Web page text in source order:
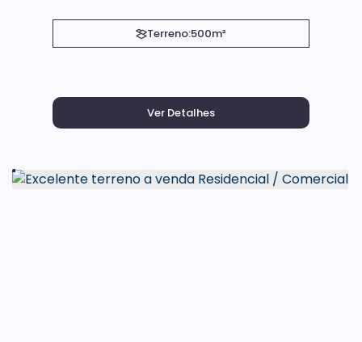
Terreno:500m²